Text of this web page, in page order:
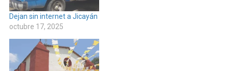
Dejan sin internet a Jicayán
octubre 17, 2025